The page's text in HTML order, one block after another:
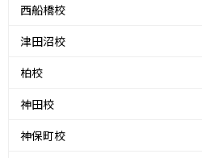
西船橋校
津田沼校
柏校
神田校
神保町校